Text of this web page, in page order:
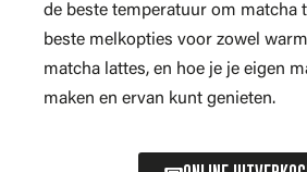
de beste temperatuur om matcha
beste melkopties voor zowel
matcha lattes, en hoe je je eigen
maken en ervan kunt genieten.